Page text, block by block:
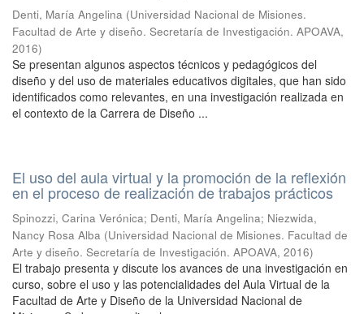
Denti, María Angelina (Universidad Nacional de Misiones.
Facultad de Arte y diseño. Secretaría de Investigación. APOAVA,
2016)
Se presentan algunos aspectos técnicos y pedagógicos del
diseño y del uso de materiales educativos digitales, que han sido
identificados como relevantes, en una investigación realizada en
el contexto de la Carrera de Diseño ...
El uso del aula virtual y la promoción de la reflexión
en el proceso de realización de trabajos prácticos
Spinozzi, Carina Verónica; Denti, María Angelina; Niezwida,
Nancy Rosa Alba (Universidad Nacional de Misiones. Facultad de
Arte y diseño. Secretaría de Investigación. APOAVA, 2016)
El trabajo presenta y discute los avances de una investigación en
curso, sobre el uso y las potencialidades del Aula Virtual de la
Facultad de Arte y Diseño de la Universidad Nacional de